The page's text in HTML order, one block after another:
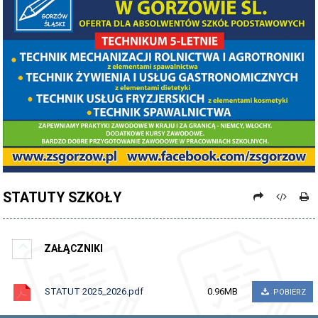
PROCEDURY NAUKI ZDALNEJ
PROCEDURY BEZPIECZEŃSTWA - COVID-19 - OD 15 WRZEŚNIA 2021
PREZENTACJA SZKOŁY 2026 - 2027
ZDJĘCIA GRUPOWE 2022 - 2023
KADRA PEDAGOGICZNA
DANE OSOBOWE
PROJEKT: "NOWE SPOJRZENIE - NOWE MOŻLIWOŚCI - SPOJRZENIE W
OFERTA DLA SZKÓŁ PODSTAWOWYCH 2026-2027 - ULOTKA
REGULAMIN REKRUTACJI SZKOŁY DZIENNE 2026-2027
STATUTY SZKOŁY
ZAŁĄCZNIKI
STATUT 2025_2026.pdf 0.96MB POBIERZ